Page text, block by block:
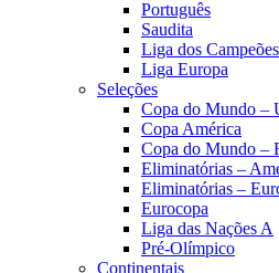
Português
Saudita
Liga dos Campeões
Liga Europa
Seleções
Copa do Mundo –
Copa América
Copa do Mundo –
Eliminatórias –
Eliminatórias –
Eurocopa
Liga das Nações A
Pré-Olímpico
Continentais